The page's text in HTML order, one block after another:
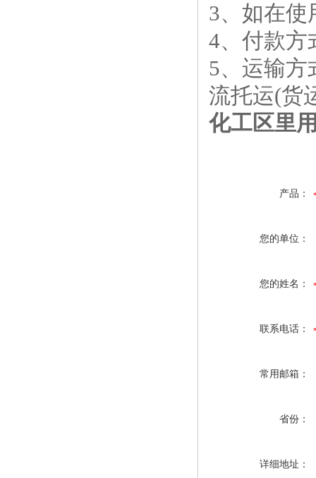
3、如在使
4、付款方
5、运输方
流托运(货
化工区里
产品：
您的单位：
您的姓名：
联系电话：
常用邮箱：
省份：
详细地址：